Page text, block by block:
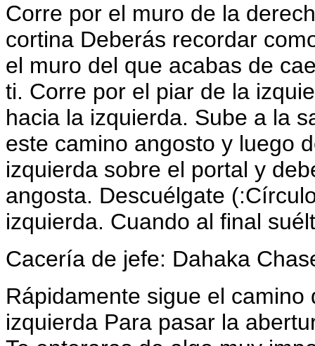
Corre por el muro de la
cortina Deberás recordar
el muro del que acabas de
ti. Corre por el piar de la
hacia la izquierda. Sube a la
este camino angosto y luego
izquierda sobre el portal y
angosta. Descuélgate
izquierda. Cuando al final
Cacería de jefe: Dahaka
Rápidamente sigue el
izquierda Para pasar la